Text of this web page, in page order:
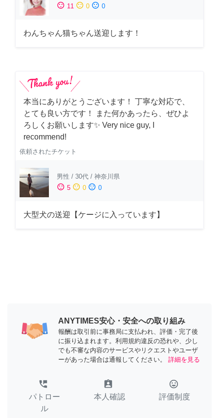
sentiment_satisfied 11 sentiment_neutral 0 sentiment_dissatisfied 0
わんちゃん猫ちゃん送迎します！
本当にありがとうございます！ 丁寧な対応で、
とても良い方です！ また何かあったら、ぜひよ
ろしくお願いします✨ Very nice guy, I
recommend!
依頼されたチケット
男性 / 30代 / 神奈川県
sentiment_satisfied 5 sentiment_neutral 0 sentiment_dissatisfied 0
大型犬の送迎【ケージに入っています】
ANYTIMES安心・安全への取り組み
報酬は取引前に事務局に支払われ、評価・完了後
に振り込まれます。利用規約違反の恐れや、少し
でも不審な内容のサービスやリクエストやユーザ
ーがあった場合は通報してください。
詳細を見る
perm_phone_msg
パトロー
ル
assignment_ind
本人確認
tag_faces
評価制度